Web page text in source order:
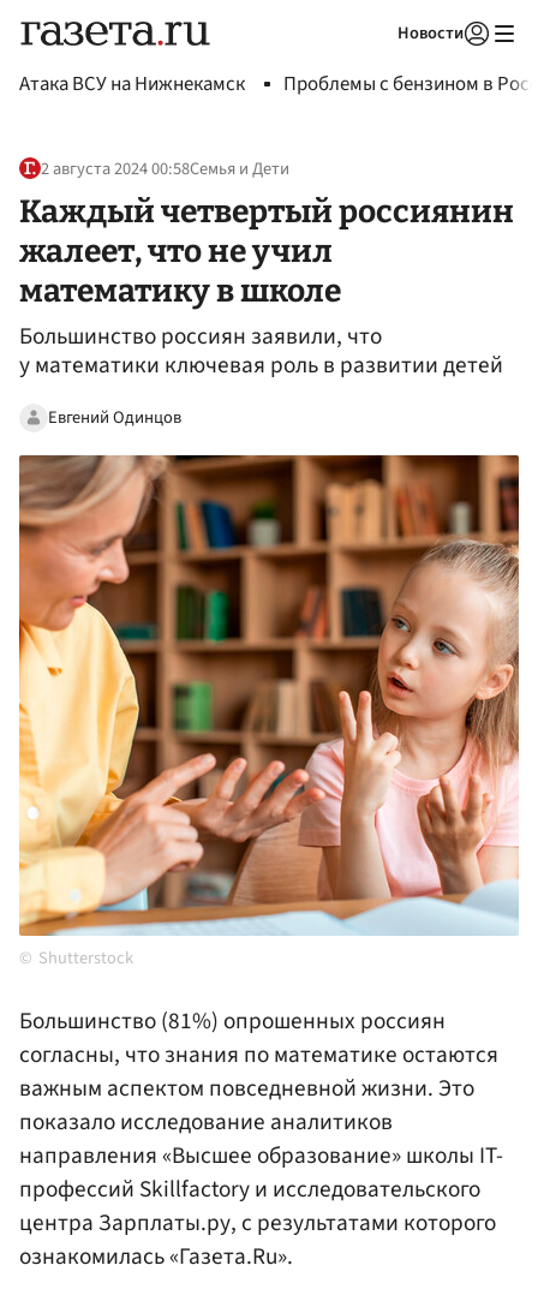
Новости
Атака ВСУ на Нижнекамск Проблемы с бензином в
2 августа 2024 00:58Семья и Дети
Каждый четвертый россиянин
жалеет, что не учил
математику в школе
Большинство россиян заявили, что
у математики ключевая роль в развитии детей
Евгений Одинцов
Shutterstock
Большинство (81%) опрошенных россиян
согласны, что знания по математике остаются
важным аспектом повседневной жизни. Это
показало исследование аналитиков
направления «Высшее образование» школы IT-
профессий Skillfactory и исследовательского
центра Зарплаты.ру, с результатами которого
ознакомилась «Газета.Ru».